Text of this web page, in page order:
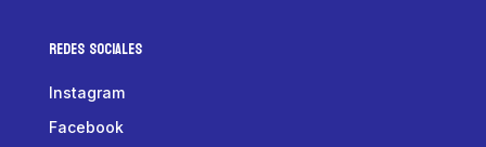
Redes Sociales
Instagram
Facebook